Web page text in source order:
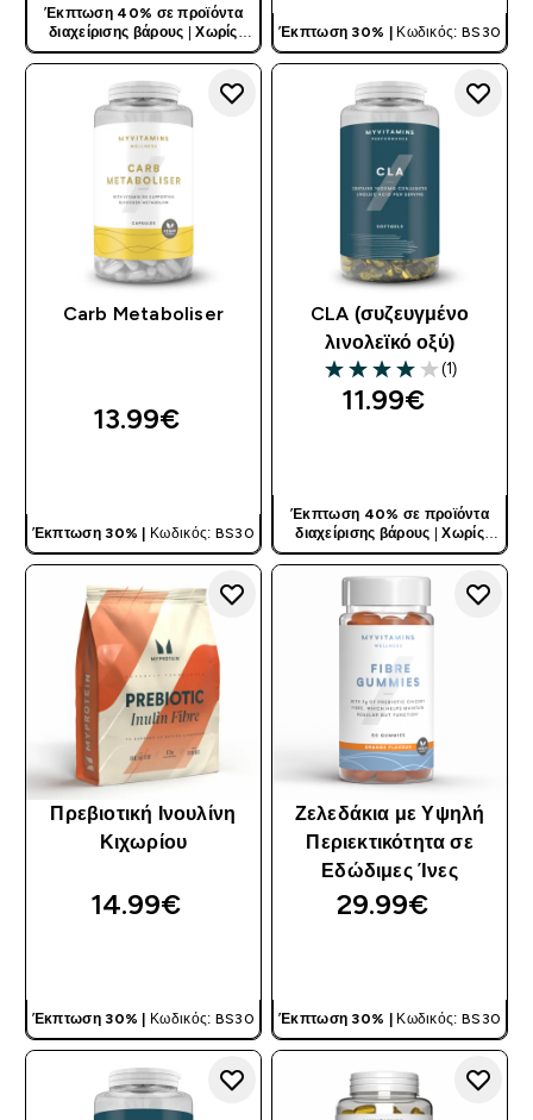
Έκπτωση 40% σε προϊόντα
διαχείρισης βάρους |Χωρίς
Κωδικό
Έκπτωση 30% | Κωδικός: BS30
Carb Metaboliser
13.99€‎
Έκπτωση 30% | Κωδικός: BS30
CLA (συζευγμένο
λινολεϊκό οξύ)
4 out of 5 stars
(1)
11.99€‎
Έκπτωση 40% σε προϊόντα
διαχείρισης βάρους |Χωρίς
Κωδικό
Πρεβιοτική Ινουλίνη
Κιχωρίου
14.99€‎
Έκπτωση 30% | Κωδικός: BS30
Ζελεδάκια με Υψηλή
Περιεκτικότητα σε
Εδώδιμες Ίνες
29.99€‎
Έκπτωση 30% | Κωδικός: BS30